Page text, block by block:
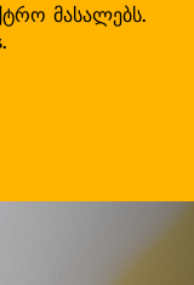
მასალებს.